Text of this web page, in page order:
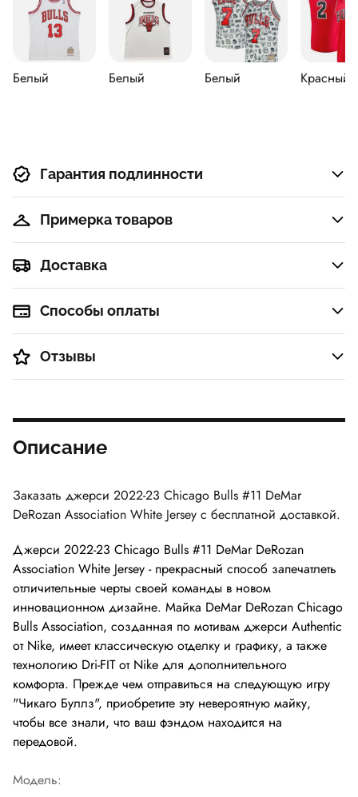
Белый Белый Белый Красный
Гарантия подлинности
Примерка товаров
Доставка
Способы оплаты
Отзывы
Описание
Заказать джерси 2022-23 Chicago Bulls #11 DeMar
DeRozan Association White Jersey с бесплатной доставкой.
Джерси 2022-23 Chicago Bulls #11 DeMar DeRozan
Association White Jersey - прекрасный способ запечатлеть
отличительные черты своей команды в новом
инновационном дизайне. Майка DeMar DeRozan Chicago
Bulls Association, созданная по мотивам джерси Authentic
от Nike, имеет классическую отделку и графику, а также
технологию Dri-FIT от Nike для дополнительного
комфорта. Прежде чем отправиться на следующую игру
"Чикаго Буллз", приобретите эту невероятную майку,
чтобы все знали, что ваш фэндом находится на
передовой.
Модель: